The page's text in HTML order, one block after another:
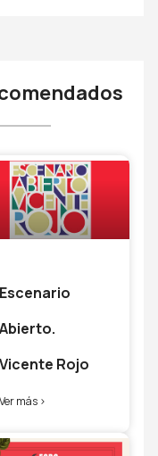
Escenario
Abierto.
Vicente Rojo
Ver más >